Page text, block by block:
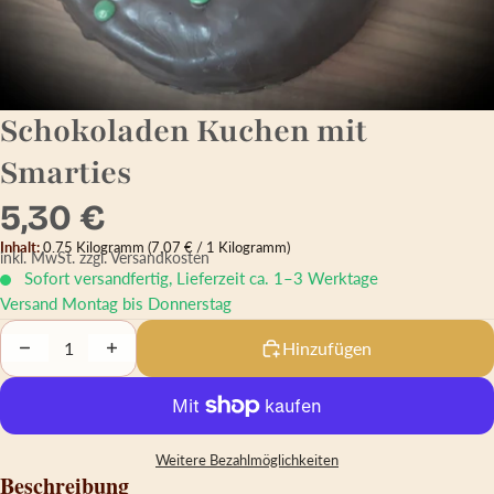
Schokoladen Kuchen mit
Smarties
5,30 €
Inhalt:0.75 Kilogramm (7,07 € / 1 Kilogramm)
inkl. MwSt.zzgl. Versandkosten
Sofort versandfertig, Lieferzeit ca. 1–3 Werktage
Versand Montag bis Donnerstag
Decrease quantityIncrease quantity Hinzufügen
Weitere Bezahlmöglichkeiten
Beschreibung